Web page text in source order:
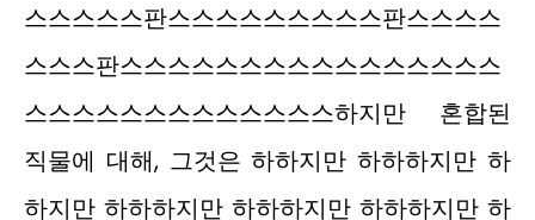
스스스스스판스스스스스스스스스판스스스스
스스스판스스스스스스스스스스스스스스스스
스스스스스스스스스스스스스하지만 혼합된
직물에 대해, 그것은 하하지만 하하하지만 하
하지만 하하하지만 하하하지만 하하하지만 하